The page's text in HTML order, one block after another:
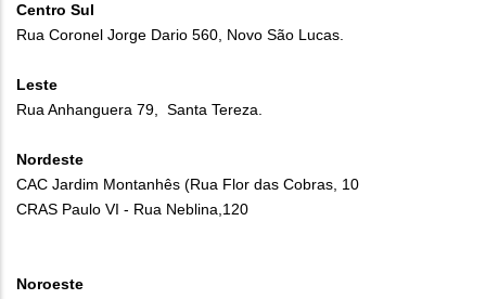
Centro Sul
Rua Coronel Jorge Dario 560, Novo São Lucas.
Leste
Rua Anhanguera 79, Santa Tereza.
Nordeste
CAC Jardim Montanhês (Rua Flor das Cobras, 10
CRAS Paulo VI - Rua Neblina,120
Noroeste